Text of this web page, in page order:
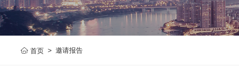
首页 > 邀请报告